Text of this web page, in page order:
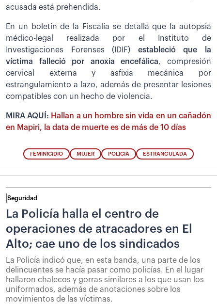
acusada está prehendida.
En un boletín de la Fiscalía se detalla que la autopsia
médico-legal realizada por el Instituto de
Investigaciones Forenses (IDIF) estableció que la
víctima falleció por anoxia encefálica, compresión
cervical externa y asfixia mecánica por
estrangulamiento a lazo, además de presentar lesiones
compatibles con un hecho de violencia.
MIRA AQUÍ: Hallan a un hombre sin vida en un cañadón
en Mapiri, la data de muerte es de más de 10 días
FEMINICIDIO MUJER POLICIA ESTRANGULADA
Seguridad
La Policía halla el centro de
operaciones de atracadores en El
Alto; cae uno de los sindicados
La Policía indicó que, en esta banda, una parte de los
delincuentes se hacía pasar como policías. En el lugar
hallaron chalecos y gorras similares a los que usan los
uniformados, además de anotaciones sobre los
movimientos de las víctimas.